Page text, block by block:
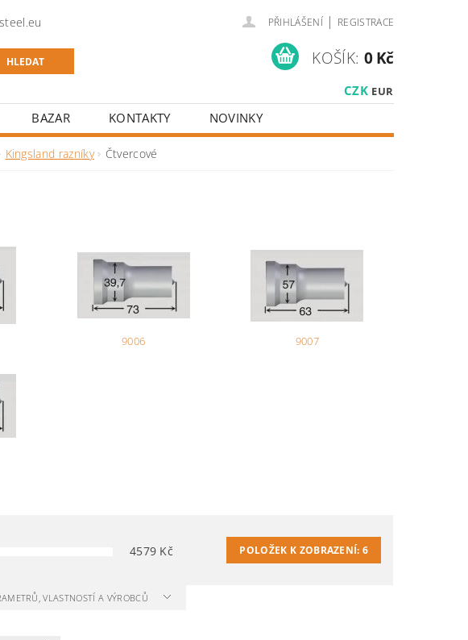
PŘIHLÁŠENÍ | REGISTRACE
CZK EUR
KOŠÍK: 0 Kč
BAZAR KONTAKTY
NOVINKY
Kingsland razníky Čtvercové
9006 9007
4579 Kč POLOŽEK K ZOBRAZENÍ:6
VLASTNOSTÍ A VÝROBCŮ